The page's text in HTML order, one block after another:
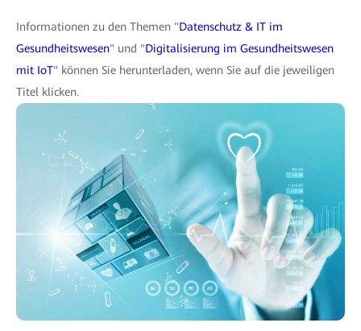
Informationen zu den Themen "Datenschutz & IT im
Gesundheitswesen" und "Digitalisierung im Gesundheitswesen
mit IoT" können Sie herunterladen, wenn Sie auf die jeweiligen
Titel klicken.